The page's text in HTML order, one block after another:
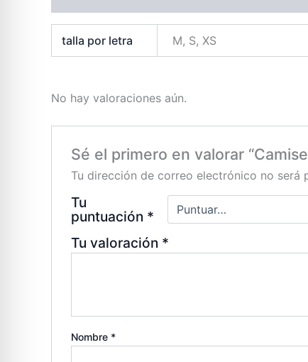
talla por letra M, S, XS
No hay valoraciones aún.
Sé el primero en valorar
Tu dirección de correo electrónico no será
Tu
puntuación *
Tu valoración *
Nombre *